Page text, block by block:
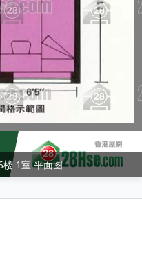
楼 1室 平面图